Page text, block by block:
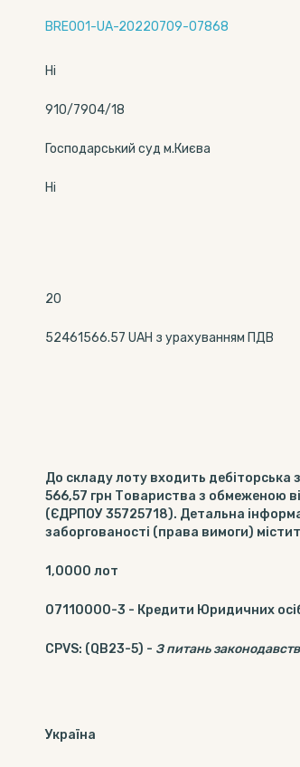
BRE001-UA-20220709-07868
Ні
910/7904/18
Господарський суд м.Києва
Ні
20
52461566.57 UAH з урахуванням ПДВ
До складу лоту входить дебіторська
566,57 грн Товариства з обмеженою
(ЄДРПОУ 35725718). Детальна
заборгованості (права вимоги)
1,0000 лот
07110000-3 - Кредити Юридичних
CPVS: (QB23-5) - З питань
Україна